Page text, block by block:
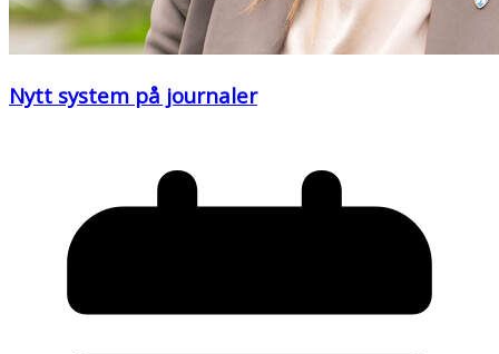
Nytt system på journaler